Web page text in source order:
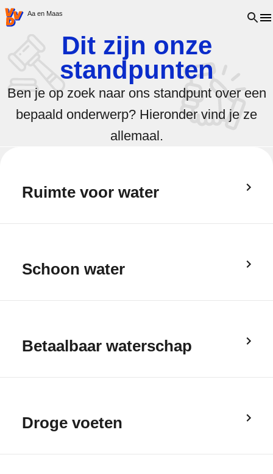
VVD.nl - Ga naar de homepage
Aa en Maas Open
Dit zijn onze
standpunten
Ben je op zoek naar ons standpunt over een
bepaald onderwerp? Hieronder vind je ze
allemaal.
Ruimte voor water
Schoon water
Betaalbaar waterschap
Droge voeten